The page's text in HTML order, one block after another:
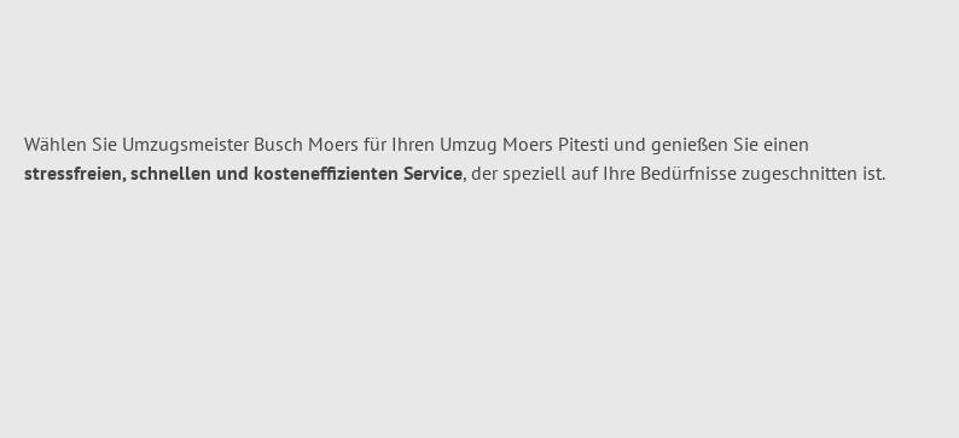
Wählen Sie Umzugsmeister Busch Moers für Ihren Umzug Moers Pitesti und genießen Sie einen
stressfreien, schnellen und kosteneffizienten Service, der speziell auf Ihre Bedürfnisse zugeschnitten ist.